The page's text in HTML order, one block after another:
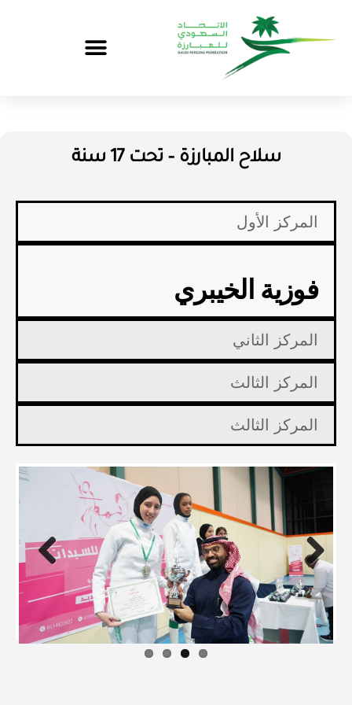
سلاح المبارزة – تحت 17 سنة
المركز الأول
فوزية الخيبري
المركز الثاني
المركز الثالث
المركز الثالث
Previous Next